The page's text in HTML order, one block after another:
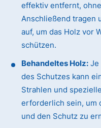
effektiv entfernt,
Anschließend tragen
auf, um das Holz vor
schützen.
Behandeltes Holz: Je
des Schutzes kann
Strahlen und
erforderlich sein, um
und den Schutz zu